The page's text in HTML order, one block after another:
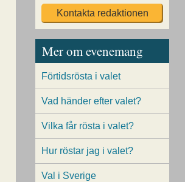
Kontakta redaktionen
Mer om evenemang
Förtidsrösta i valet
Vad händer efter valet?
Vilka får rösta i valet?
Hur röstar jag i valet?
Val i Sverige